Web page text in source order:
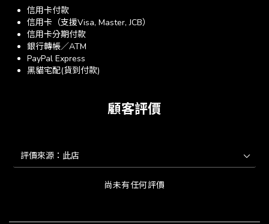
信用卡付款
信用卡（支援Visa, Master, JCB）
信用卡分期付款
銀行轉帳／ATM
PayPal Express
黑貓宅配(貨到付款)
顧客評價
尚未有任何評價